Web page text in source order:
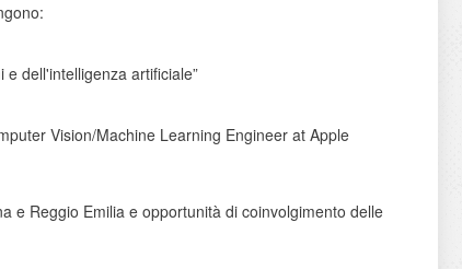
dell'intelligenza artificiale”
Vision/Machine Learning Engineer at Apple
e Reggio Emilia e opportunità di coinvolgimento delle